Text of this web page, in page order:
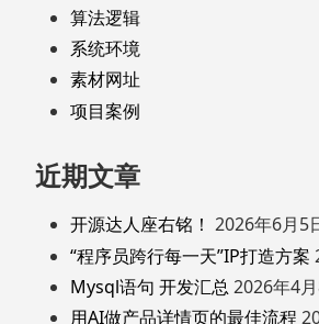
算法逻辑
系统环境
素材网址
项目案例
近期文章
开源达人座右铭！ 2026年6月5
“程序员跨行每一天”IP打造方案
Mysql语句 开发汇总 2026年4
用AI做产品详情页的最佳流程